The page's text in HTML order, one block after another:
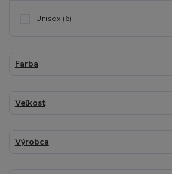
Unisex (6)
Farba
Veľkosť
Výrobca